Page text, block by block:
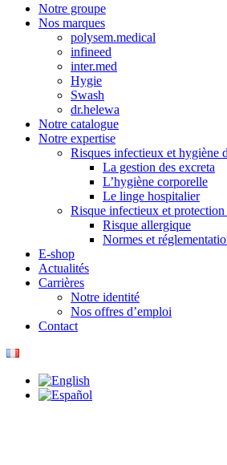
Notre groupe
Nos marques
polysem.medical
infineed
inter.med
Hygie
Swash
dr.helewa
Notre catalogue
Notre expertise
Risques infectieux et hygiène
La gestion des excreta
L’hygiène corporelle
Le linge hospitalier
Risque infectieux et protection
Risque allergique
Normes et
E-shop
Actualités
Carrières
Notre identité
Nos offres d’emploi
Contact